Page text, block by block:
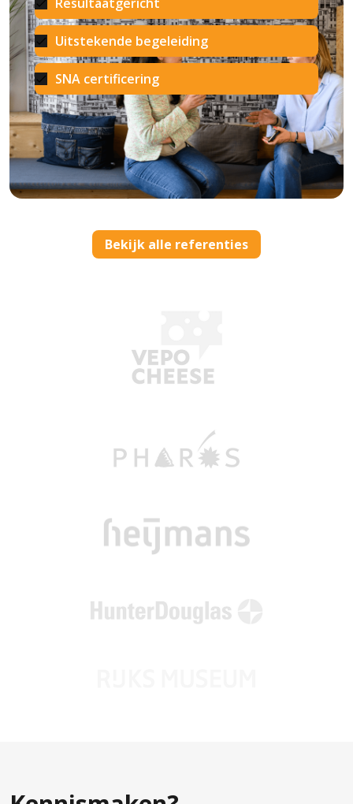
Uitstekende begeleiding
SNA certificering
Bekijk alle referenties